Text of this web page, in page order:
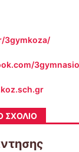
3gymkoza/
ΣΧΌΛΙΟ